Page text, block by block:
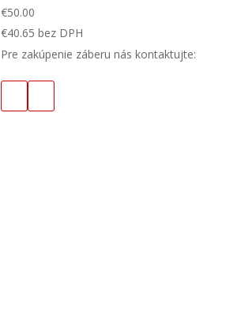
€50.00
€40.65 bez DPH
Pre zakúpenie záberu nás kontaktujte: